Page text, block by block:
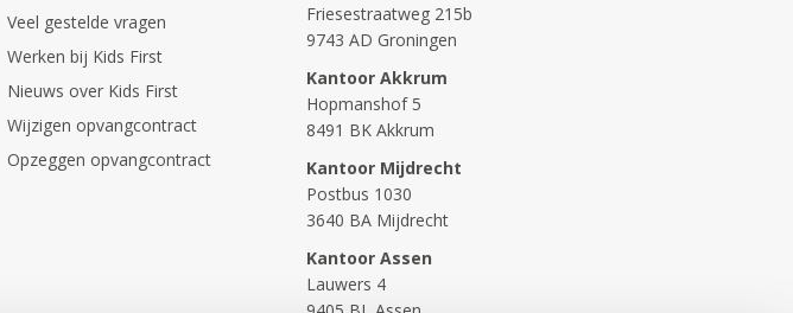
Veel gestelde vragen
Werken bij Kids First
Nieuws over Kids First
Wijzigen opvangcontract
Opzeggen opvangcontract
Friesestraatweg 215b
9743 AD Groningen
Kantoor Akkrum
Hopmanshof 5
8491 BK Akkrum
Kantoor Mijdrecht
Postbus 1030
3640 BA Mijdrecht
Kantoor Assen
Lauwers 4